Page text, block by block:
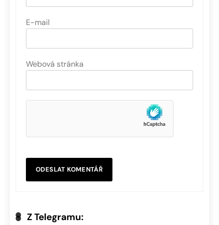
E-mail
Webová stránka
Z Telegramu: